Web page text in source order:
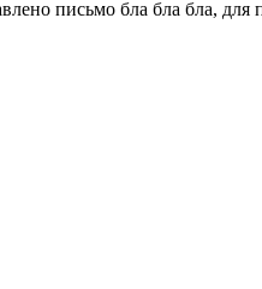
письмо бла бла бла,